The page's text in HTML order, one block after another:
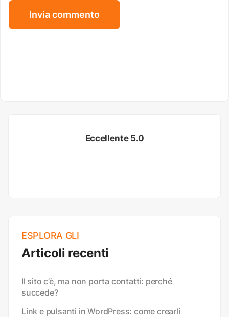
Eccellente 5.0
ESPLORA GLI
Articoli recenti
Il sito c’è, ma non porta contatti: perché
succede?
Link e pulsanti in WordPress: come crearli